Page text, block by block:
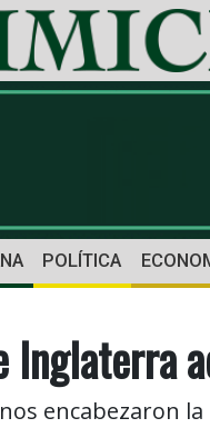
POLÍTICA
Inglaterra
encabezaron